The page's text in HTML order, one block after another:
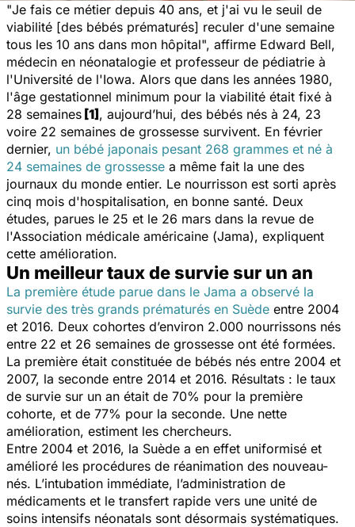
"Je fais ce métier depuis 40 ans, et j'ai vu le seuil de
viabilité [des bébés prématurés] reculer d'une semaine
tous les 10 ans dans mon hôpital", affirme Edward Bell,
médecin en néonatalogie et professeur de pédiatrie à
l'Université de l'Iowa. Alors que dans les années 1980,
l'âge gestationnel minimum pour la viabilité était fixé à
28 semaines [1], aujourd’hui, des bébés nés à 24, 23
voire 22 semaines de grossesse survivent. En février
dernier, un bébé japonais pesant 268 grammes et né à
24 semaines de grossesse a même fait la une des
journaux du monde entier. Le nourrisson est sorti après
cinq mois d'hospitalisation, en bonne santé. Deux
études, parues le 25 et le 26 mars dans la revue de
l'Association médicale américaine (Jama), expliquent
cette amélioration.
Un meilleur taux de survie sur un an
La première étude parue dans le Jama a observé la
survie des très grands prématurés en Suède entre 2004
et 2016. Deux cohortes d’environ 2.000 nourrissons nés
entre 22 et 26 semaines de grossesse ont été formées.
La première était constituée de bébés nés entre 2004 et
2007, la seconde entre 2014 et 2016. Résultats : le taux
de survie sur un an était de 70% pour la première
cohorte, et de 77% pour la seconde. Une nette
amélioration, estiment les chercheurs.
Entre 2004 et 2016, la Suède a en effet uniformisé et
amélioré les procédures de réanimation des nouveau-
nés. L’intubation immédiate, l’administration de
médicaments et le transfert rapide vers une unité de
soins intensifs néonatals sont désormais systématiques.